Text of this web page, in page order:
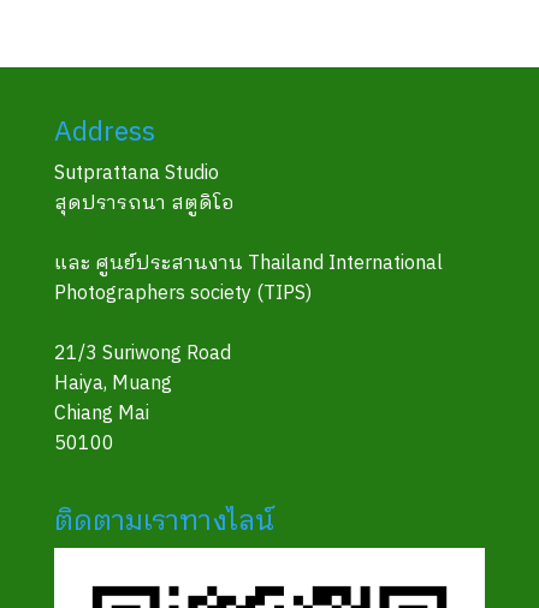
Address
Sutprattana Studio
สุดปรารถนา สตูดิโอ
และ ศูนย์ประสานงาน Thailand International
Photographers society (TIPS)
21/3 Suriwong Road
Haiya, Muang
Chiang Mai
50100
ติดตามเราทางไลน์